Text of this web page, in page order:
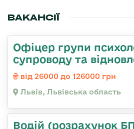
ВАКАНСІЇ
Офіцер групи
супроводу та
від 26000 до 126000 грн
Львів, Львівська область
Водій (розрахунок